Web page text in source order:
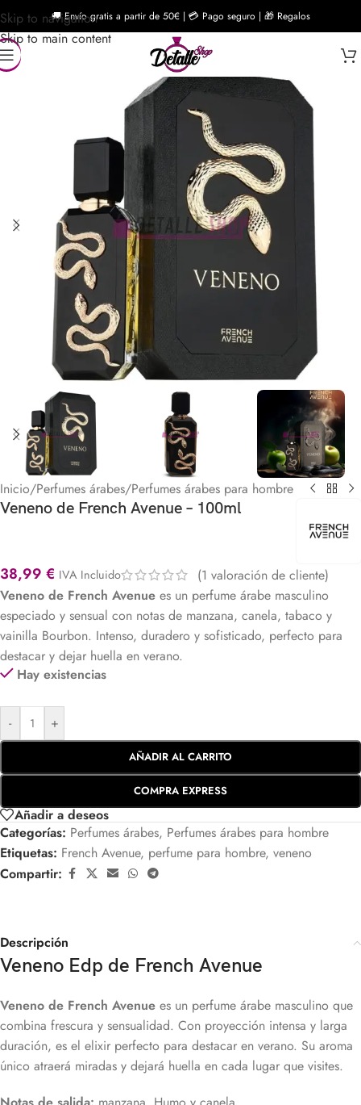
Skip to navigation
Skip to main content
🚚 Envío gratis a partir de 50€ | 💳 Pago seguro | 🎁 Regalos
Inicio/Perfumes árabes/Perfumes árabes para hombre
Veneno de French Avenue – 100ml
38,99 € IVA Incluido (1 valoración de cliente)
Veneno de French Avenue es un perfume árabe masculino
especiado y sensual con notas de manzana, canela, tabaco y
vainilla Bourbon. Intenso, duradero y sofisticado, perfecto para
destacar y dejar huella en verano.
Hay existencias
- +
AÑADIR AL CARRITO
COMPRA EXPRESS
Añadir a deseos
Categorías: Perfumes árabes, Perfumes árabes para hombre
Etiquetas: French Avenue, perfume para hombre, veneno
Compartir:
Descripción
Veneno Edp de French Avenue
Veneno de French Avenue es un perfume árabe masculino que
combina frescura y sensualidad. Con proyección intensa y larga
duración, es el elixir perfecto para destacar en verano. Su aroma
único atraerá miradas y dejará huella en cada lugar que visites.